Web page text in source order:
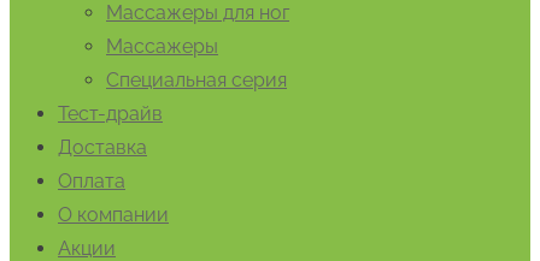
Массажеры для ног
Массажеры
Специальная серия
Тест-драйв
Доставка
Оплата
О компании
Акции